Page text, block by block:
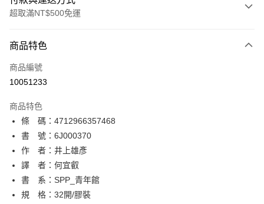
超取滿NT$500免運
信用卡一次付款
超商取貨付款
相關說明
【關於「AFTEE先享後付」】
AFTEE先享後付是「在收到商品之後才付款」的支付方式。 讓您購物簡單
便利好安心！
１．簡單：不需註冊會員、不需綁卡、不需儲值。
２．便利：只要手機號碼，簡訊認證，即可結帳。
３．安心：先確認商品／服務後，再付款。
【「AFTEE先享後付」結帳流程】
ATM付款
運送方式
全家取貨付款
每筆NT$80，滿NT$500(含以上)免運費
商品特色
商品編號
10051233
商品特色
條 碼：4712966357468
書 號：6J000370
作 者：井上雄彥
譯 者：何宜叡
書 系：SPP_青年館
規 格：32開/膠裝